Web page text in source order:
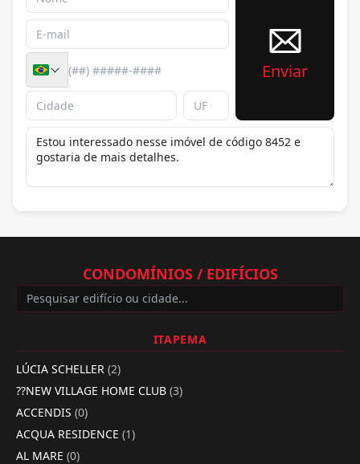
Enviar
CONDOMÍNIOS / EDIFÍCIOS
ITAPEMA
LÚCIA SCHELLER (2)
??NEW VILLAGE HOME CLUB (3)
ACCENDIS (0)
ACQUA RESIDENCE (1)
AL MARE (0)